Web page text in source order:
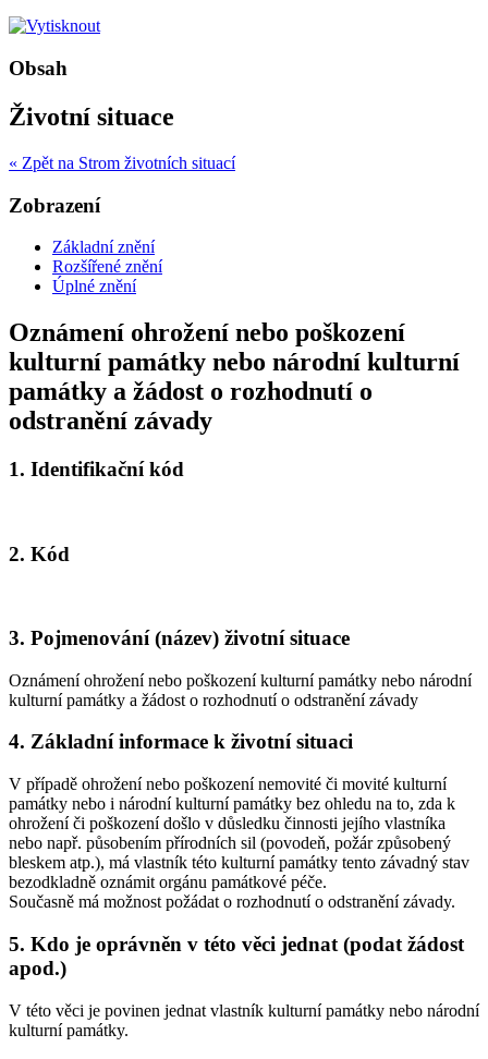
Obsah
Životní situace
« Zpět na Strom životních situací
Zobrazení
Základní znění
Rozšířené znění
Úplné znění
Oznámení ohrožení nebo poškození
kulturní památky nebo národní kulturní
památky a žádost o rozhodnutí o
odstranění závady
1. Identifikační kód
2. Kód
3. Pojmenování (název) životní situace
Oznámení ohrožení nebo poškození kulturní památky nebo národní
kulturní památky a žádost o rozhodnutí o odstranění závady
4. Základní informace k životní situaci
V případě ohrožení nebo poškození nemovité či movité kulturní
památky nebo i národní kulturní památky bez ohledu na to, zda k
ohrožení či poškození došlo v důsledku činnosti jejího vlastníka
nebo např. působením přírodních sil (povodeň, požár způsobený
bleskem atp.), má vlastník této kulturní památky tento závadný stav
bezodkladně oznámit orgánu památkové péče.
Současně má možnost požádat o rozhodnutí o odstranění závady.
5. Kdo je oprávněn v této věci jednat (podat žádost
apod.)
V této věci je povinen jednat vlastník kulturní památky nebo národní
kulturní památky.